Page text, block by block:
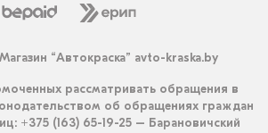
“Автокраска” avto-kraska.by
рассматривать обращения в
об обращениях граждан
+375 (163) 65-19-25 – Барановичский